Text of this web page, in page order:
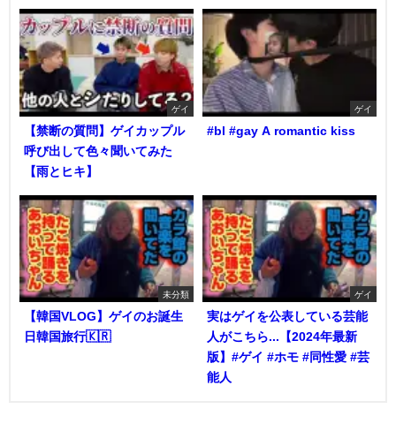
ゲイ
【禁断の質問】ゲイカップル
呼び出して色々聞いてみた
【雨とヒキ】
ゲイ
#bl #gay A romantic kiss
未分類
【韓国VLOG】ゲイのお誕生
日韓国旅行🇰🇷
ゲイ
実はゲイを公表している芸能
人がこちら...【2024年最新
版】#ゲイ #ホモ #同性愛 #芸
能人